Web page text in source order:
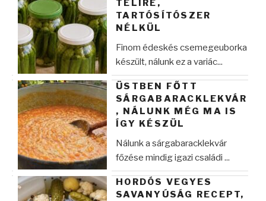
TÉLIRE,
TARTÓSÍTÓSZER
NÉLKÜL
Finom édeskés csemegeuborka
készült, nálunk ez a variác...
ÜSTBEN FŐTT
SÁRGABARACKLEKVÁR
, NÁLUNK MÉG MA IS
ÍGY KÉSZÜL
Nálunk a sárgabaracklekvár
főzése mindig igazi családi ...
HORDÓS VEGYES
SAVANYÚSÁG RECEPT,